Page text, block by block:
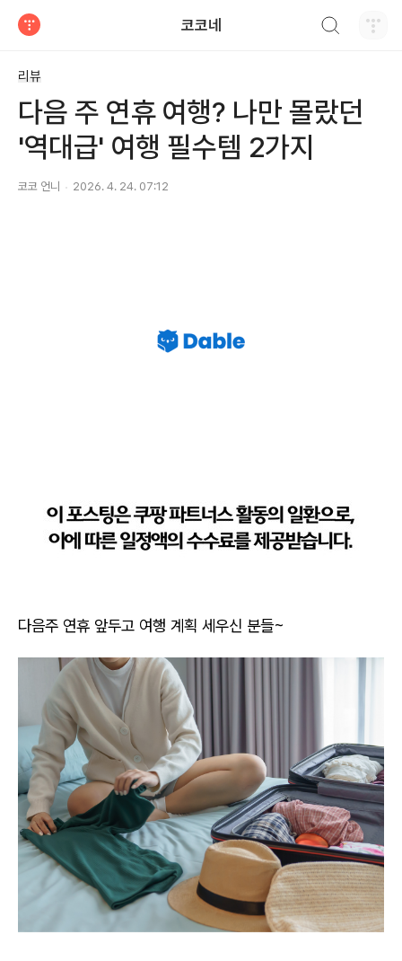
코코네
리뷰
다음 주 연휴 여행? 나만 몰랐던
'역대급' 여행 필수템 2가지
코코 언니 2026. 4. 24. 07:12
다음주 연휴 앞두고 여행 계획 세우신 분들~